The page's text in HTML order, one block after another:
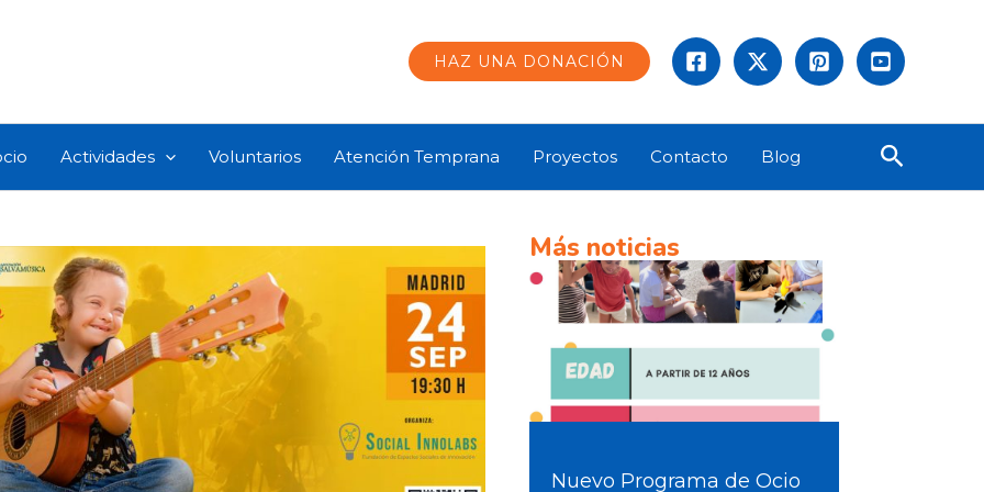
HAZ UNA DONACIÓN
Actividades Voluntarios Atención Temprana Proyectos Contacto Blog Buscar
Más noticias
Nuevo Programa de Ocio